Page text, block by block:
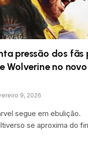
pressão dos fãs
Wolverine no
9, 2026
segue em ebulição.
se aproxima do